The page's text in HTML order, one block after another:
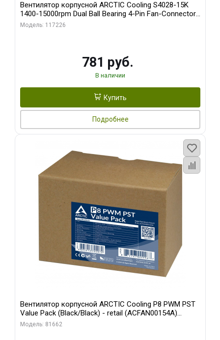
Вентилятор корпусной ARCTIC Cooling S4028-15K
1400-15000rpm Dual Ball Bearing 4-Pin Fan-Connector
(ACFAN00264A)
Модель: 117226
781 руб.
В наличии
Купить
Подробнее
Вентилятор корпусной ARCTIC Cooling P8 PWM PST
Value Pack (Black/Black) - retail (ACFAN00154A)
(702072)
Модель: 81662